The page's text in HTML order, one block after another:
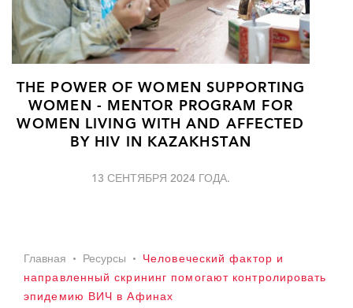
THE POWER OF WOMEN SUPPORTING
WOMEN - MENTOR PROGRAM FOR
WOMEN LIVING WITH AND AFFECTED
BY HIV IN KAZAKHSTAN
13 СЕНТЯБРЯ 2024 ГОДА.
Главная Ресурсы
Человеческий фактор и
направленный скрининг помогают контролировать
эпидемию ВИЧ в Афинах